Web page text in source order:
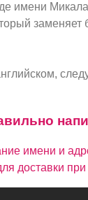
имени
имени и
доставки